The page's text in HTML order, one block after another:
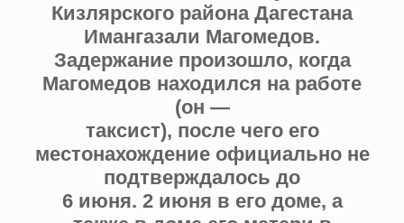
Кизлярского района Дагестана
Имангазали Магомедов.
Задержание произошло, когда
Магомедов находился на работе
(он —
таксист), после чего его
местонахождение официально не
подтверждалось до
6 июня. 2 июня в его доме, а